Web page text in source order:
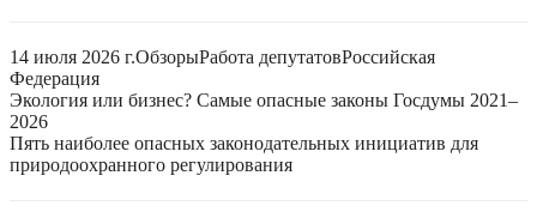
14 июля 2026 г.ОбзорыРабота депутатовРоссийская
Федерация
Экология или бизнес? Самые опасные законы Госдумы 2021–
2026
Пять наиболее опасных законодательных инициатив для
природоохранного регулирования